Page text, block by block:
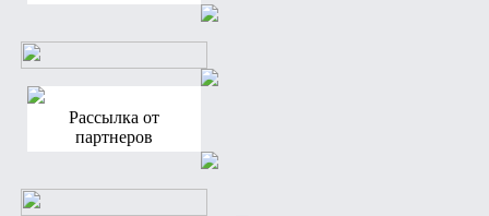
Рассылка от
партнеров